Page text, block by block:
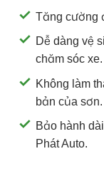
Tăng cường
Dễ dàng vệ
chăm sóc xe.
Không làm
bản của sơn.
Bảo hành
Phát Auto.